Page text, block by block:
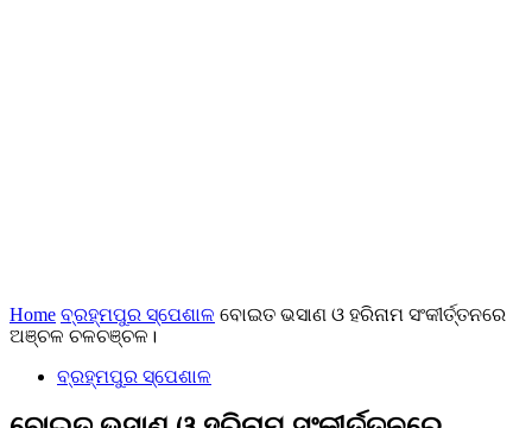
Home ବ୍ରହ୍ମପୁର ସ୍ପେଶାଳ ବୋଇତ ଭସାଣ ଓ ହରିନାମ ସଂକୀର୍ତ୍ତନରେ
ଅଞ୍ଚଳ ଚଳଚଞ୍ଚଳ।
ବ୍ରହ୍ମପୁର ସ୍ପେଶାଳ